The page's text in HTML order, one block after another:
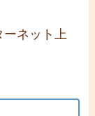
ーネット上